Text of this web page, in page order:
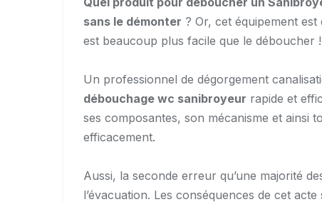
sans le démonter ? Or, cet équipement est
est beaucoup plus facile que le déboucher !
Un professionnel de dégorgement
débouchage wc sanibroyeur rapide et
ses composantes, son mécanisme et ainsi
efficacement.
Aussi, la seconde erreur qu’une majorité
l’évacuation. Les conséquences de cet